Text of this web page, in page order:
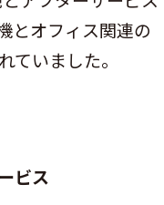
とオフィス関連の
ていました。
ビス